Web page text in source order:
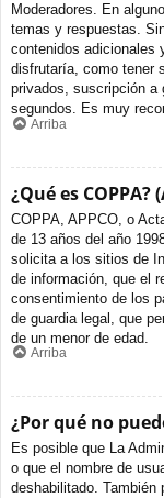
Moderadores. En
temas y respuestas.
contenidos adicionales
disfrutaría, como tener
privados, suscripción a
segundos. Es muy
Arriba
¿Qué es COPPA?
COPPA, APPCO, o
de 13 años del año
solicita a los sitios de
de información, que el
consentimiento de los
de guardia legal, que
de un menor de edad.
Arriba
¿Por qué no
Es posible que La
o que el nombre de
deshabilitado. También